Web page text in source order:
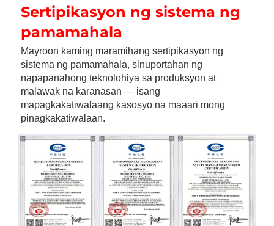
Sertipikasyon ng sistema ng
pamamahala
Mayroon kaming maramihang sertipikasyon ng
sistema ng pamamahala, sinuportahan ng
napapanahong teknolohiya sa produksyon at
malawak na karanasan — isang
mapagkakatiwalaang kasosyo na maaari mong
pinagkakatiwalaan.